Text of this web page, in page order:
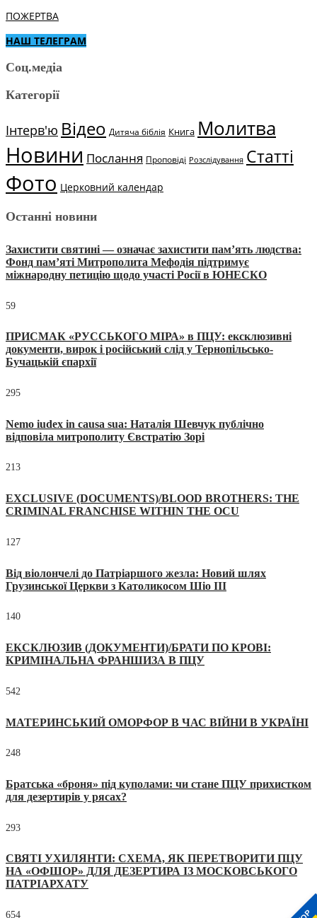
ПОЖЕРТВА
НАШ ТЕЛЕГРАМ
Соц.медіа
Категорії
Інтерв'ю Відео Дитяча біблія Книга Молитва
Новини Послання Проповіді Розслідування Статті
Фото Церковний календар
Останні новини
Захистити святині — означає захистити пам’ять людства:
Фонд пам’яті Митрополита Мефодія підтримує
міжнародну петицію щодо участі Росії в ЮНЕСКО
59
ПРИСМАК «РУССЬКОГО МІРА» в ПЦУ: ексклюзивні
документи, вирок і російський слід у Тернопільсько-
Бучацькій єпархії
295
Nemo iudex in causa sua: Наталія Шевчук публічно
відповіла митрополиту Євстратію Зорі
213
EXCLUSIVE (DOCUMENTS)/BLOOD BROTHERS: THE
CRIMINAL FRANCHISE WITHIN THE OCU
127
Від віолончелі до Патріаршого жезла: Новий шлях
Грузинської Церкви з Католикосом Шіо III
140
ЕКСКЛЮЗИВ (ДОКУМЕНТИ)/БРАТИ ПО КРОВІ:
КРИМІНАЛЬНА ФРАНШИЗА В ПЦУ
542
МАТЕРИНСЬКИЙ ОМОРФОР В ЧАС ВІЙНИ В УКРАЇНІ
248
Братська «броня» під куполами: чи стане ПЦУ прихистком
для дезертирів у рясах?
293
СВЯТІ УХИЛЯНТИ: СХЕМА, ЯК ПЕРЕТВОРИТИ ПЦУ
НА «ОФШОР» ДЛЯ ДЕЗЕРТИРА ІЗ МОСКОВСЬКОГО
ПАТРІАРХАТУ
654